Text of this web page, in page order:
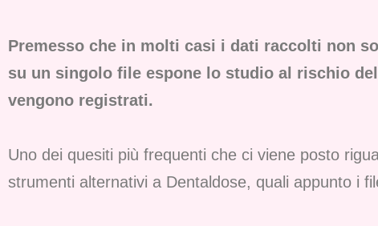
Premesso che in molti casi i dati raccolti non
su un singolo file espone lo studio al rischio
vengono registrati.
Uno dei quesiti più frequenti che ci viene posto
strumenti alternativi a Dentaldose, quali appunto i